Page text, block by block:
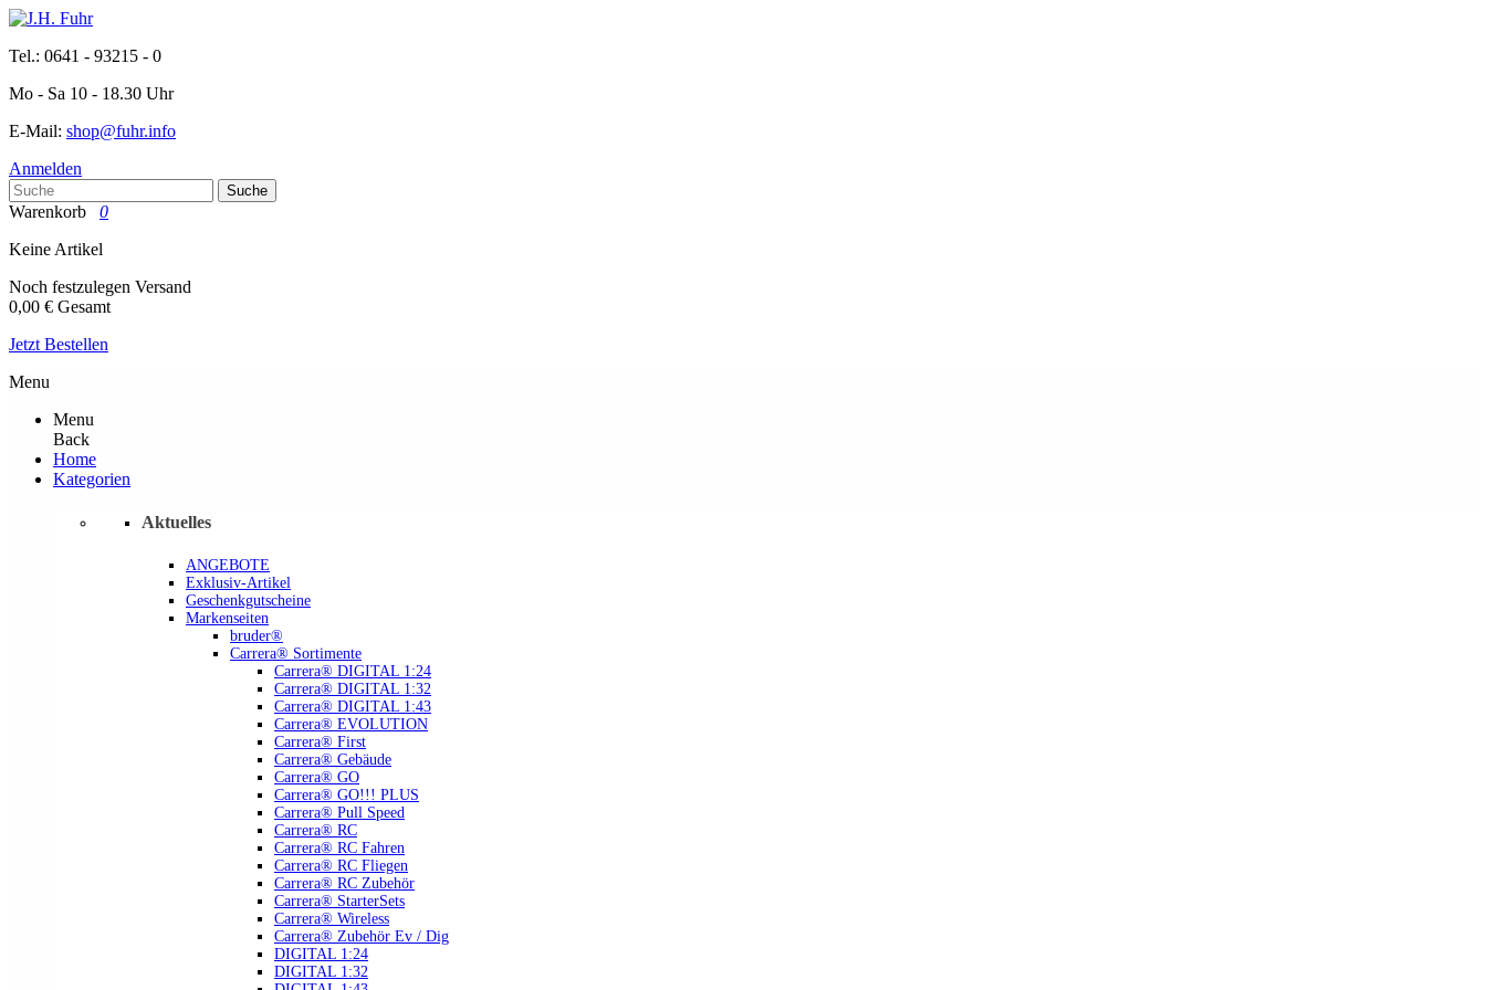
Tel.: 0641 - 93215 - 0
Mo - Sa 10 - 18.30 Uhr
E-Mail: shop@fuhr.info
Anmelden
Suche
Warenkorb
0
Keine Artikel
Noch festzulegen Versand
0,00 € Gesamt
Jetzt Bestellen
Menu
Menu
Back
Home
Kategorien
Aktuelles
ANGEBOTE
Exklusiv-Artikel
Geschenkgutscheine
Markenseiten
bruder®
Carrera® Sortimente
Carrera® DIGITAL 1:24
Carrera® DIGITAL 1:32
Carrera® DIGITAL 1:43
Carrera® EVOLUTION
Carrera® First
Carrera® Gebäude
Carrera® GO
Carrera® GO!!! PLUS
Carrera® Pull Speed
Carrera® RC
Carrera® RC Fahren
Carrera® RC Fliegen
Carrera® RC Zubehör
Carrera® StarterSets
Carrera® Wireless
Carrera® Zubehör Ev / Dig
DIGITAL 1:24
DIGITAL 1:32